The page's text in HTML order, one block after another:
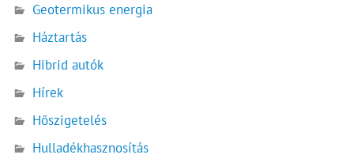
Geotermikus energia
Háztartás
Hibrid autók
Hírek
Hőszigetelés
Hulladékhasznosítás